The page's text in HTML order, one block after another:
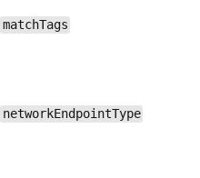
matchTags
networkEndpointType